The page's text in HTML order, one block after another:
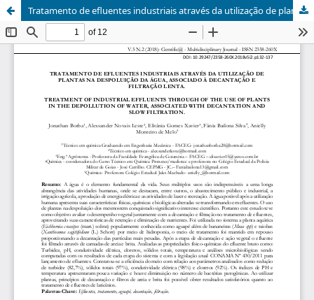
Tratamento de efluentes industriais através da utilização de plantas na despoluição da água, associado à decantação e filtração lenta.